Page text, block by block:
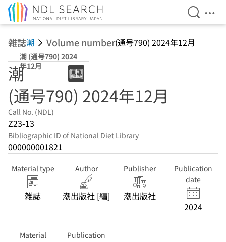
Open
雑誌潮 Volume number(通号790) 2024年12月
潮 (通号790) 2024
年12月
潮
(通号790) 2024年12月
Call No. (NDL)
Z23-13
Bibliographic ID of National Diet Library
000000001821
Material type
雑誌
Author
潮出版社 [編]
Publisher
潮出版社
Publication
date
2024
Material
Publication